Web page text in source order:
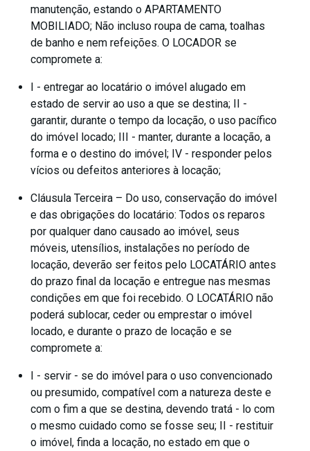
manutenção, estando o APARTAMENTO
MOBILIADO; Não incluso roupa de cama, toalhas
de banho e nem refeições. O LOCADOR se
compromete a:
I - entregar ao locatário o imóvel alugado em
estado de servir ao uso a que se destina; II -
garantir, durante o tempo da locação, o uso pacífico
do imóvel locado; III - manter, durante a locação, a
forma e o destino do imóvel; IV - responder pelos
vícios ou defeitos anteriores à locação;
Cláusula Terceira – Do uso, conservação do imóvel
e das obrigações do locatário: Todos os reparos
por qualquer dano causado ao imóvel, seus
móveis, utensílios, instalações no período de
locação, deverão ser feitos pelo LOCATÁRIO antes
do prazo final da locação e entregue nas mesmas
condições em que foi recebido. O LOCATÁRIO não
poderá sublocar, ceder ou emprestar o imóvel
locado, e durante o prazo de locação e se
compromete a:
I - servir - se do imóvel para o uso convencionado
ou presumido, compatível com a natureza deste e
com o fim a que se destina, devendo tratá - lo com
o mesmo cuidado como se fosse seu; II - restituir
o imóvel, finda a locação, no estado em que o